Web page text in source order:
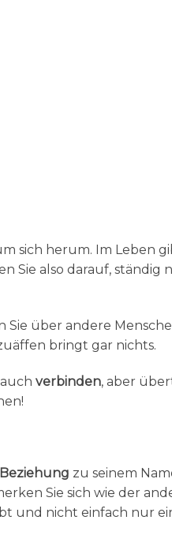
sich herum. Im Leben
Sie also darauf, ständig
Sie über andere
bringt gar nichts.
verbinden, aber
Beziehung zu seinem
Sie sich wie der
und nicht einfach nur